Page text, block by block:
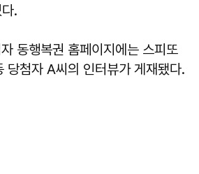
.
동행복권 홈페이지에는 스피또
첨자 A씨의 인터뷰가 게재됐다.